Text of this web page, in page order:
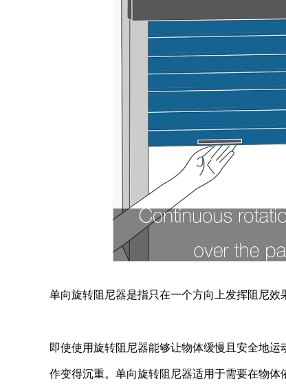
单向旋转阻尼器是指只在一个方向上发挥阻尼效
即使使用旋转阻尼器能够让物体缓慢且安全地
作变得沉重。单向旋转阻尼器适用于需要在物